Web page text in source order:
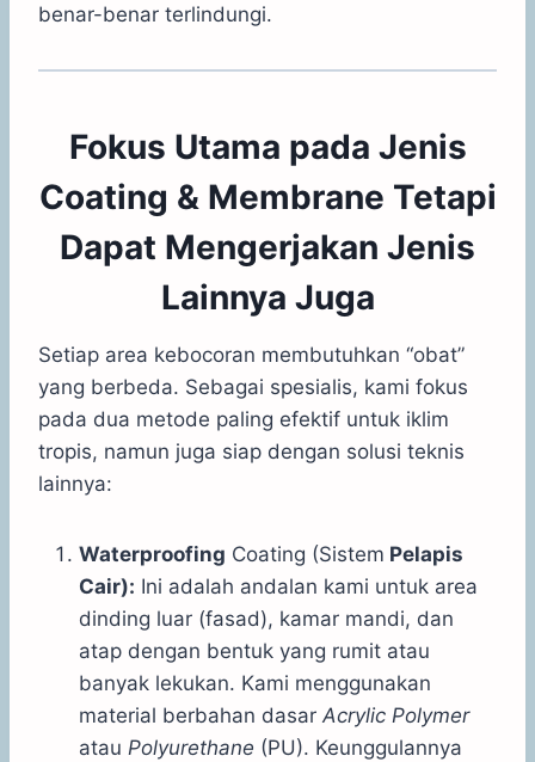
benar-benar terlindungi.
Fokus Utama pada Jenis
Coating & Membrane Tetapi
Dapat Mengerjakan Jenis
Lainnya Juga
Setiap area kebocoran membutuhkan “obat”
yang berbeda. Sebagai spesialis, kami fokus
pada dua metode paling efektif untuk iklim
tropis, namun juga siap dengan solusi teknis
lainnya:
Waterproofing Coating (Sistem Pelapis
Cair): Ini adalah andalan kami untuk area
dinding luar (fasad), kamar mandi, dan
atap dengan bentuk yang rumit atau
banyak lekukan. Kami menggunakan
material berbahan dasar Acrylic Polymer
atau Polyurethane (PU). Keunggulannya